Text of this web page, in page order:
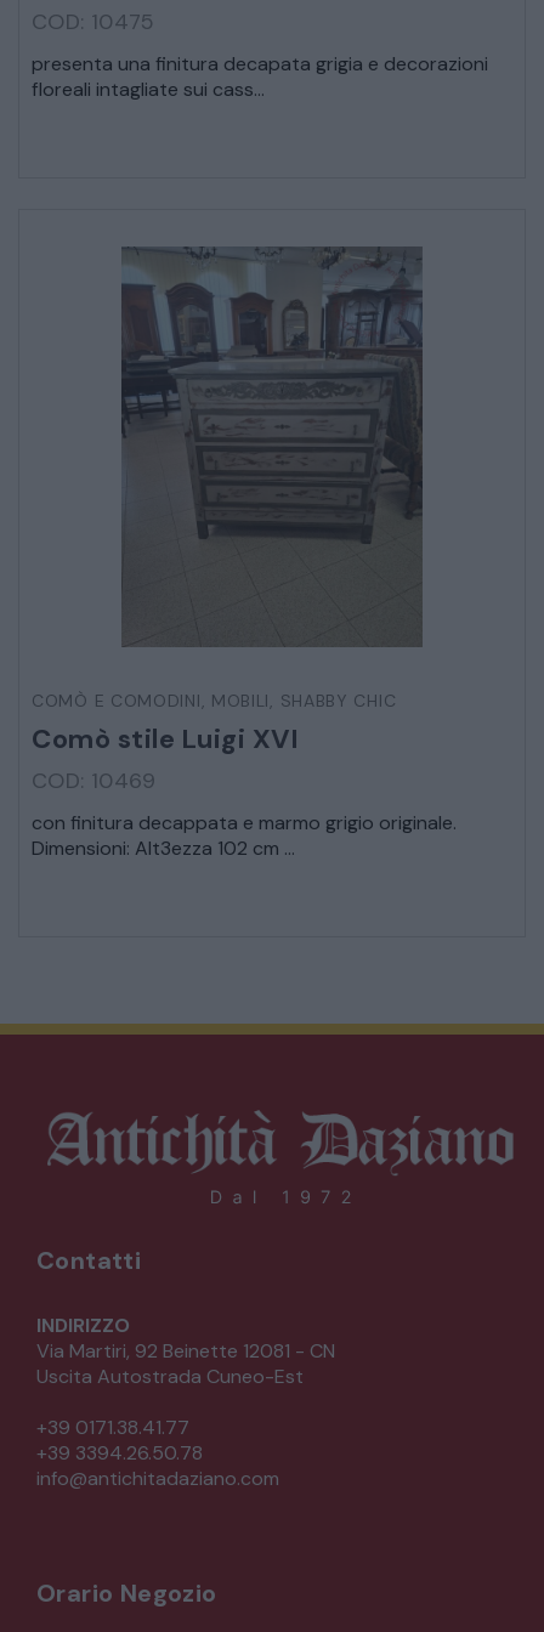
COD: 10475
presenta una finitura decapata grigia e decorazioni
floreali intagliate sui cass...
COMÒ E COMODINI, MOBILI, SHABBY CHIC
Comò stile Luigi XVI
COD: 10469
con finitura decappata e marmo grigio originale.
Dimensioni: Alt3ezza 102 cm ...
Contatti
INDIRIZZO
Via Martiri, 92 Beinette 12081 - CN
Uscita Autostrada Cuneo-Est
+39 0171.38.41.77
+39 3394.26.50.78
info@antichitadaziano.com
Orario Negozio